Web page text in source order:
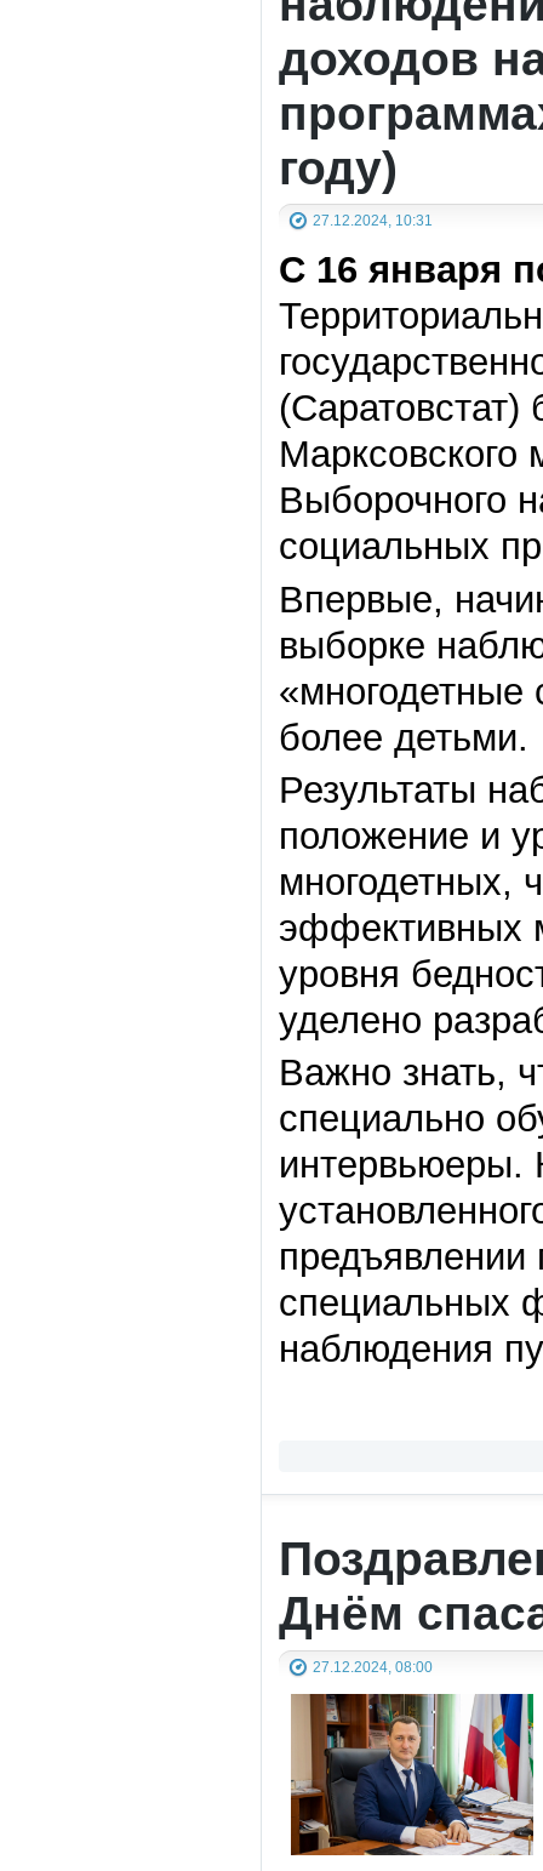
доходов
году)
27.12.2024, 10:31
C 16 января
(Саратовстат)
Марксовского
Выборочного
социальных
Впервые,
выборке
«многодетные
более детьми.
Результаты
положение и
многодетных,
эффективных
уровня
уделено
Важно знать,
специально
интервьюеры.
предъявлении
специальных
наблюдения
Днём
27.12.2024, 08:00